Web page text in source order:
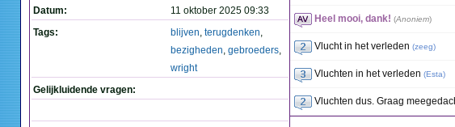
Datum:
11 oktober 2025 09:33
Tags:
blijven, terugdenken,
bezigheden, gebroeders,
wright
Gelijkluidende vragen:
Heel mooi, dank! (Anoniem)
Vlucht in het verleden (zeeg)
Vluchten in het verleden (Esta)
Vluchten dus. Graag